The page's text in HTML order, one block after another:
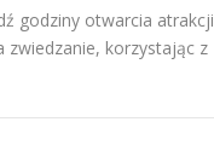
godziny otwarcia atrakcji
zwiedzanie, korzystając z